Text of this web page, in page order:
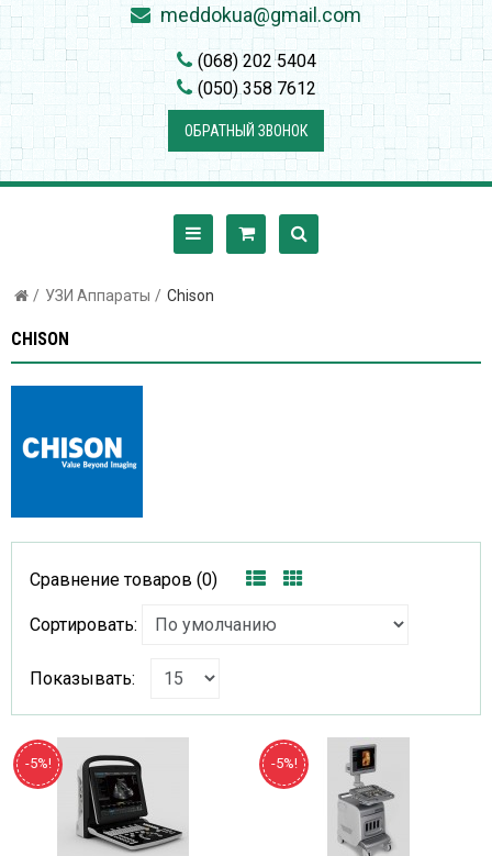
meddokua@gmail.com
(068) 202 5404
(050) 358 7612
ОБРАТНЫЙ ЗВОНОК
УЗИ Аппараты Chison
CHISON
Сравнение товаров (0)
Сортировать:
Показывать:
-5%! -5%!